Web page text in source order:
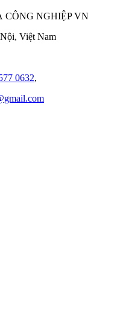
NGHIỆP VN
Việt Nam
0632,